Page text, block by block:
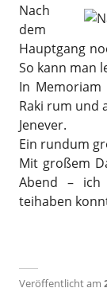
Nach
dem
Hauptgang
So kann man
In
Raki rum und
Jenever.
Ein rundum
Mit großem
Abend –
teihaben
Veröffentlicht am